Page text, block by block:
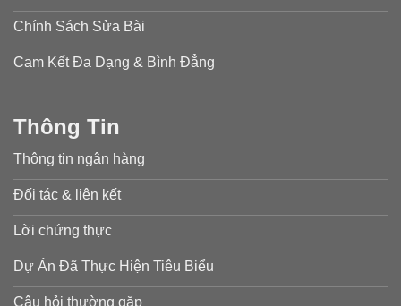
Chính Sách Sửa Bài
Cam Kết Đa Dạng & Bình Đẳng
Thông Tin
Thông tin ngân hàng
Đối tác & liên kết
Lời chứng thực
Dự Án Đã Thực Hiện Tiêu Biểu
Câu hỏi thường gặp